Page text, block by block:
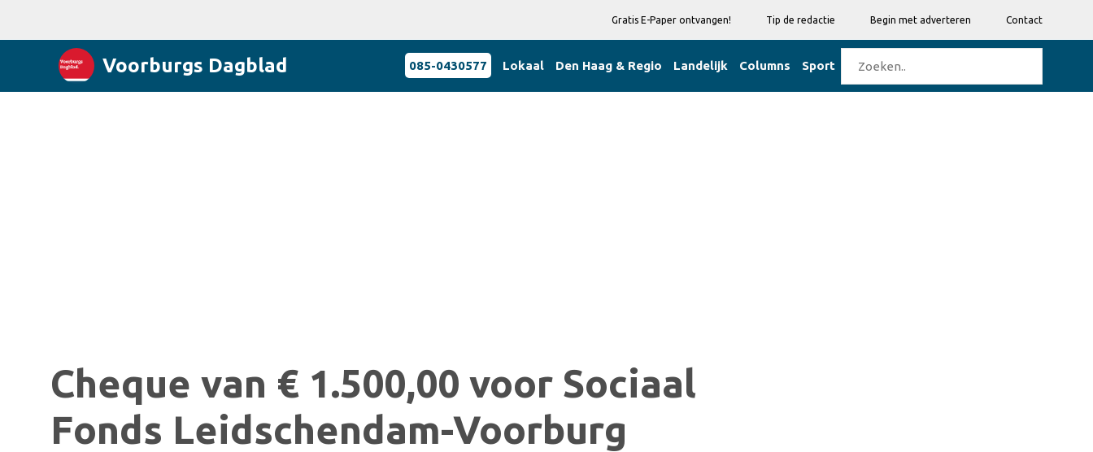
Gratis E-Paper ontvangen! Tip de redactie Begin met adverteren Contact
Voorburgs Dagblad 085-0430577 Lokaal Den Haag & Regio Landelijk Columns Sport
Cheque van € 1.500,00 voor Sociaal
Fonds Leidschendam-Voorburg